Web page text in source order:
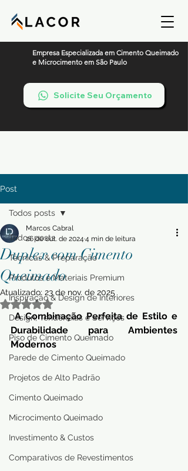
Empresa Especializada em Cimento Queimado
e Microcimento em São Paulo
Solicite Seu Orçamento
Post
Todos posts
Técnicas & Preparação
Produtos e Materiais Premium
Inspiração & Design de Interiores
Design, Tendências e Serviços
Piso de Cimento Queimado
Parede de Cimento Queimado
Projetos de Alto Padrão
Cimento Queimado
Microcimento Queimado
Investimento & Custos
Comparativos de Revestimentos
Todos posts
Duplex com Cimento
Queimado
Marcos Cabral
26 de out. de 2024 4 min de leitura
Atualizado: 23 de nov. de 2025
Avaliado com NaN de 5 estrelas.
A Combinação Perfeita de Estilo e
Durabilidade para Ambientes
Modernos